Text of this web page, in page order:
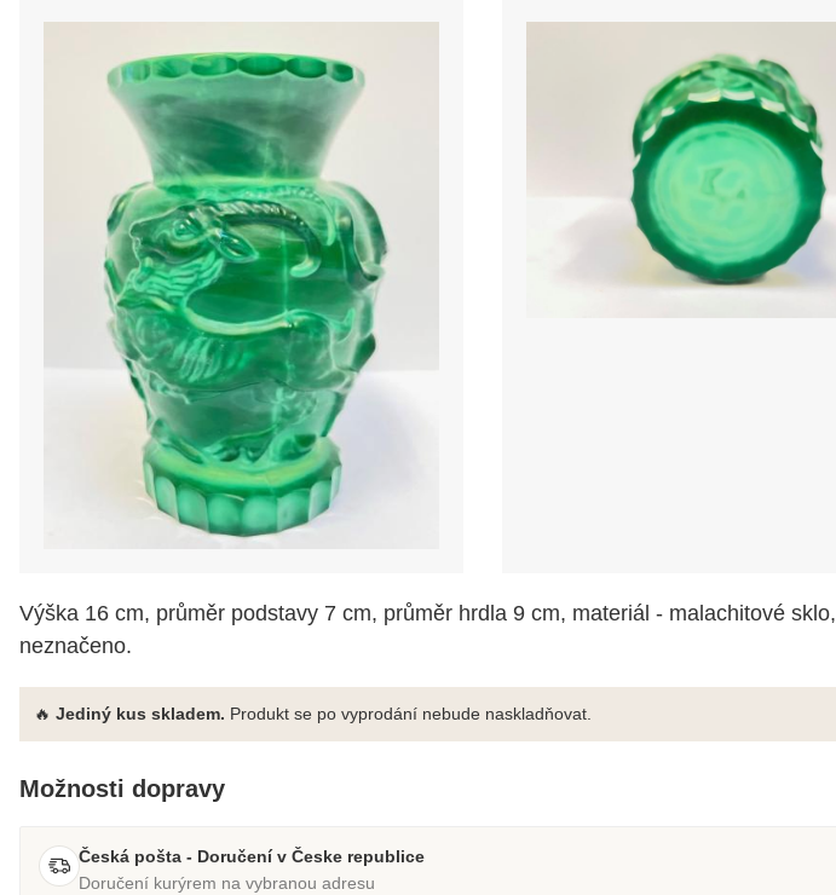
Výška 16 cm, průměr podstavy 7 cm, průměr hrdla 9 cm, materiál - malachitové sklo,
neznačeno.
🔥 Jediný kus skladem. Produkt se po vyprodání nebude naskladňovat.
Možnosti dopravy
Česká pošta - Doručení v Česke republice
Doručení kurýrem na vybranou adresu